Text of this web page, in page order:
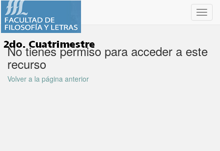
No tienes permiso para acceder a este
recurso
Volver a la página anterior